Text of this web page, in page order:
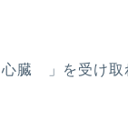
臓 」を受け取